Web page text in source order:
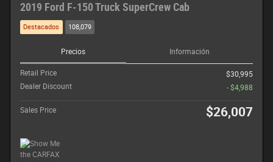
2019 Ford F-150 Truck SuperCrew Cab
Destacados 108,079
Precios Información
Retail Price
$30,995
Dealer Discount
- $4,988
Sales Price $26,007